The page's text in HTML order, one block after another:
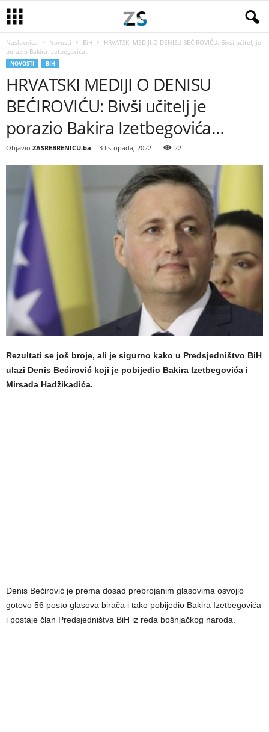
Naslovnica Novosti BiH
HRVATSKI MEDIJI O DENISU BEĆIROVIĆU: Bivši učitelj je
porazio Bakira Izetbegovića…
NOVOSTI BIH
HRVATSKI MEDIJI O DENISU
BEĆIROVIĆU: Bivši učitelj je
porazio Bakira Izetbegovića…
Objavio ZASREBRENICU.ba - 3 listopada, 2022 22
Rezultati se još broje, ali je sigurno kako u Predsjedništvo BiH
ulazi Denis Bećirović koji je pobijedio Bakira Izetbegovića i
Mirsada Hadžikadića.
Denis Bećirović je prema dosad prebrojanim glasovima osvojio
gotovo 56 posto glasova birača i tako pobijedio Bakira Izetbegovića
i postaje član Predsjedništva BiH iz reda bošnjačkog naroda.